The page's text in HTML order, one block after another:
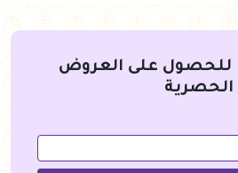
على العروض
الحصرية